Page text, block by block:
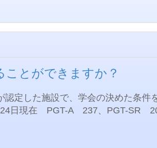
とができますか？
定した施設で、学会の決めた条件
24日現在 PGT-A 237、 PGT-SR